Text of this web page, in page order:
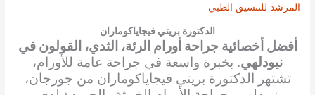
المرشد للتنسيق الطبي
الدكتورة بريتي فيجاياكوماران
أفضل أخصائية جراحة أورام الرئة، الثدي، القولون في
نيودلهي. بخبرة واسعة في جراحة عامة للأورام،
تشتهر الدكتورة بريتي فيجاياكوماران من جورجان،